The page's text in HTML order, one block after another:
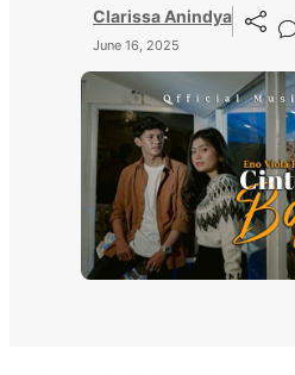
Clarissa Anindya
June 16, 2025